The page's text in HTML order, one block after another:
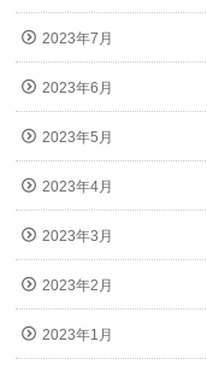
2023年7月
2023年6月
2023年5月
2023年4月
2023年3月
2023年2月
2023年1月